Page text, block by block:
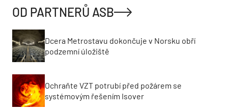
OD PARTNERŮ ASB
Dcera Metrostavu dokončuje v Norsku obří
podzemní úložiště
Ochraňte VZT potrubí před požárem se
systémovým řešením Isover